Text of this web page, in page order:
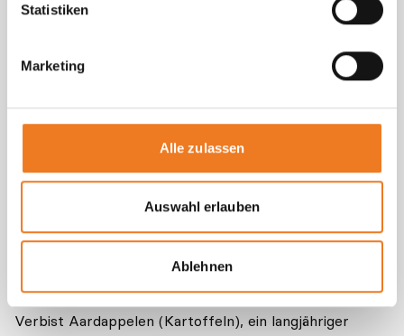
Statistiken
Marketing
Alle zulassen
Auswahl erlauben
Ablehnen
Verbist Aardappelen
Verbist Aardappelen (Kartoffeln), ein langjähriger